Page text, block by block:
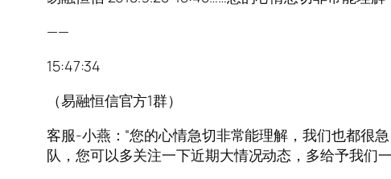
——
15:47:34
（易融恒信官方1群）
客服-小燕：“您的心情急切非常能理解，我们也都很
队，您可以多关注一下近期大情况动态，多给予我们